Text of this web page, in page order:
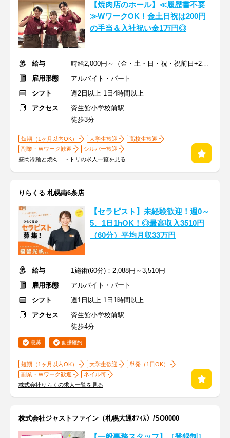
【焼肉店のホール】≪履歴書不要
≫WワークOK！金土日祝は200円
の手当＆入社祝い金1万円◎
給与
時給2,000円～（金・土・日・祝・祝前日+200円手当)+交通費
雇用形態
アルバイト・パート
シフト
週2日以上 1日4時間以上
アクセス
資生館小学校前駅
徒歩3分
短期（1ヶ月以内OK） 大学生歓迎
高校生歓迎
副業・Ｗワーク歓迎
シルバー歓迎
盛岡冷麺と焼肉 トトリの求人一覧を見る
りらくる 札幌南6条店
【セラピスト】未経験歓迎！週0～
5、1日1hOK！◎最高収入3510円
（60分）平均月収33万円
給与
1施術(60分)：2,088円～3,510円
雇用形態
アルバイト・パート
シフト
週1日以上 1日1時間以上
アクセス
資生館小学校前駅
徒歩4分
急募 面接確約
短期（1ヶ月以内OK） 大学生歓迎
単発（1日OK）
副業・Ｗワーク歓迎
ネイル可
株式会社りらくの求人一覧を見る
株式会社ジャストファイン（札幌大通ｵﾌｨｽ）/SO0000